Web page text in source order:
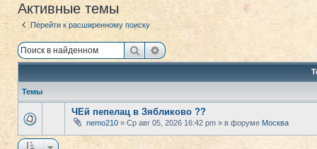
Активные темы
Перейти к расширенному поиску
ПоискРасширенный поиск
Темы
ЧЕй пепелац в Зябликово ??
nemo210 » Ср авг 05, 2026 16:42 pm » в форуме Москва